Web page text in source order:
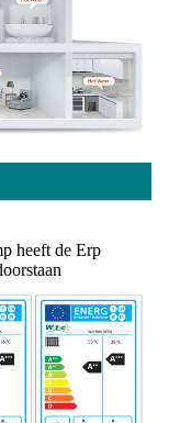
heeft de Erp